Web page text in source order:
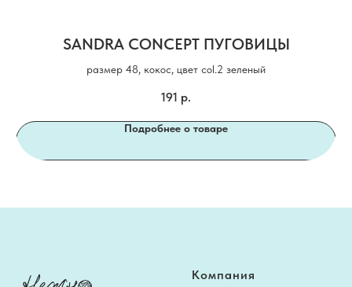
SANDRA CONCEPT ПУГОВИЦЫ
размер 48, кокос, цвет col.2 зеленый
191 р.
Подробнее о товаре
Компания